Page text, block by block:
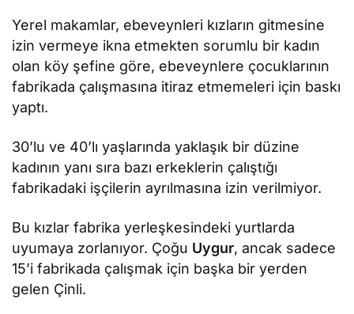
Yerel makamlar, ebeveynleri kızların gitmesine
izin vermeye ikna etmekten sorumlu bir kadın
olan köy şefine göre, ebeveynlere çocuklarının
fabrikada çalışmasına itiraz etmemeleri için baskı
yaptı.
30’lu ve 40’lı yaşlarında yaklaşık bir düzine
kadının yanı sıra bazı erkeklerin çalıştığı
fabrikadaki işçilerin ayrılmasına izin verilmiyor.
Bu kızlar fabrika yerleşkesindeki yurtlarda
uyumaya zorlanıyor. Çoğu Uygur, ancak sadece
15’i fabrikada çalışmak için başka bir yerden
gelen Çinli.